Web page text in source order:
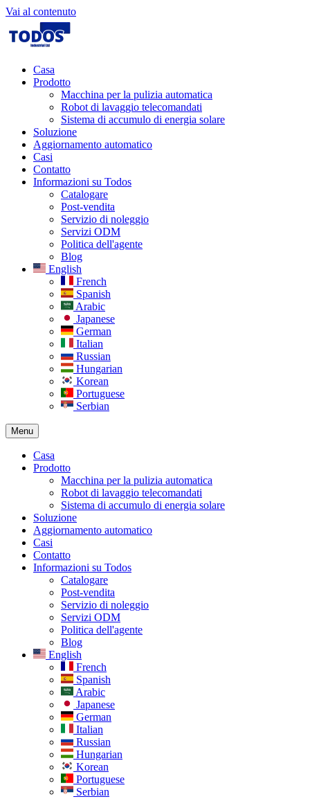
Vai al contenuto
Casa
Prodotto
Macchina per la pulizia automatica
Robot di lavaggio telecomandati
Sistema di accumulo di energia solare
Soluzione
Aggiornamento automatico
Casi
Contatto
Informazioni su Todos
Catalogare
Post-vendita
Servizio di noleggio
Servizi ODM
Politica dell'agente
Blog
English
French
Spanish
Arabic
Japanese
German
Italian
Russian
Hungarian
Korean
Portuguese
Serbian
Menu
Casa
Prodotto
Macchina per la pulizia automatica
Robot di lavaggio telecomandati
Sistema di accumulo di energia solare
Soluzione
Aggiornamento automatico
Casi
Contatto
Informazioni su Todos
Catalogare
Post-vendita
Servizio di noleggio
Servizi ODM
Politica dell'agente
Blog
English
French
Spanish
Arabic
Japanese
German
Italian
Russian
Hungarian
Korean
Portuguese
Serbian